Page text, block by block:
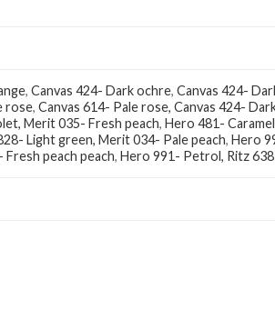
,Canvas 424- Dark ochre,Canvas 424-
rose,Canvas 614- Pale rose, Canvas 424-
Merit 035- Fresh peach,Hero 481- Caramel
Light green, Merit 034- Pale peach,Hero
peach peach,Hero 991- Petrol, Ritz